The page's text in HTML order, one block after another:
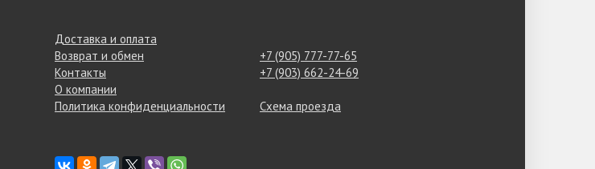
Доставка и оплата
Возврат и обмен
Контакты
О компании
Политика конфиденциальности
+7 (905) 777-77-65
+7 (903) 662-24-69
Схема проезда